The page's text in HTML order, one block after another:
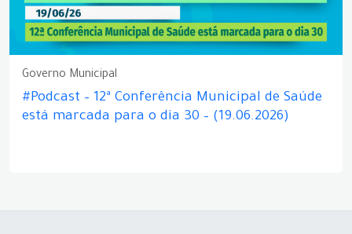
Governo Municipal
#Podcast – 12ª Conferência Municipal de Saúde
está marcada para o dia 30 – (19.06.2026)